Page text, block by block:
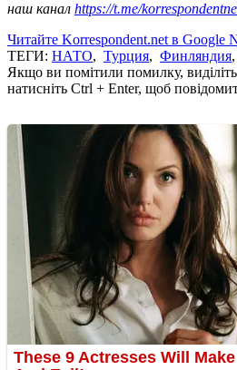
наш канал https://t.me/
Читайте Korrespondent.net в Google
ТЕГИ: НАТО, Турция, Финляндия,
Якщо ви помітили помилку, виділіть
натисніть Ctrl + Enter, щоб